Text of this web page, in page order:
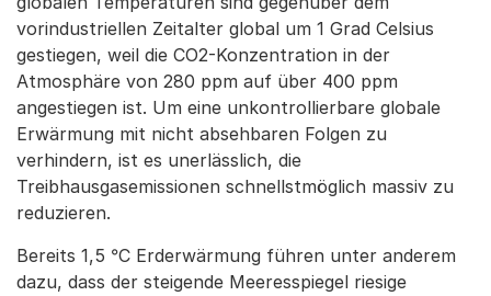
vorindustriellen Zeitalter global um 1 Grad Celsius
gestiegen, weil die CO2-Konzentration in der
Atmosphäre von 280 ppm auf über 400 ppm
angestiegen ist. Um eine unkontrollierbare globale
Erwärmung mit nicht absehbaren Folgen zu
verhindern, ist es unerlässlich, die
Treibhausgasemissionen schnellstmöglich massiv zu
reduzieren.
Bereits 1,5 °C Erderwärmung führen unter anderem
dazu, dass der steigende Meeresspiegel riesige